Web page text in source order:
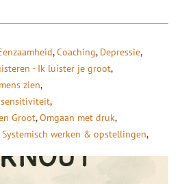
Coaching Depressie
- Ik luister je groot
zien
Groot Omgaan met druk
Systemisch werken & opstellingen